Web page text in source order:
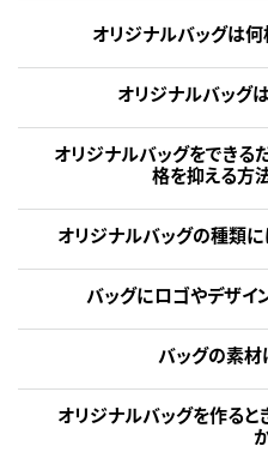
オリジナルバッグは
オリジナルバッグ
オリジナルバッグをできる
格を抑える方
オリジナルバッグの種類
バッグにロゴやデザイ
バッグの素材
オリジナルバッグを作る